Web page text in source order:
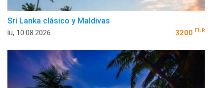
Sri Lanka clásico y Maldivas
lu, 10.08.2026 3200 EUR